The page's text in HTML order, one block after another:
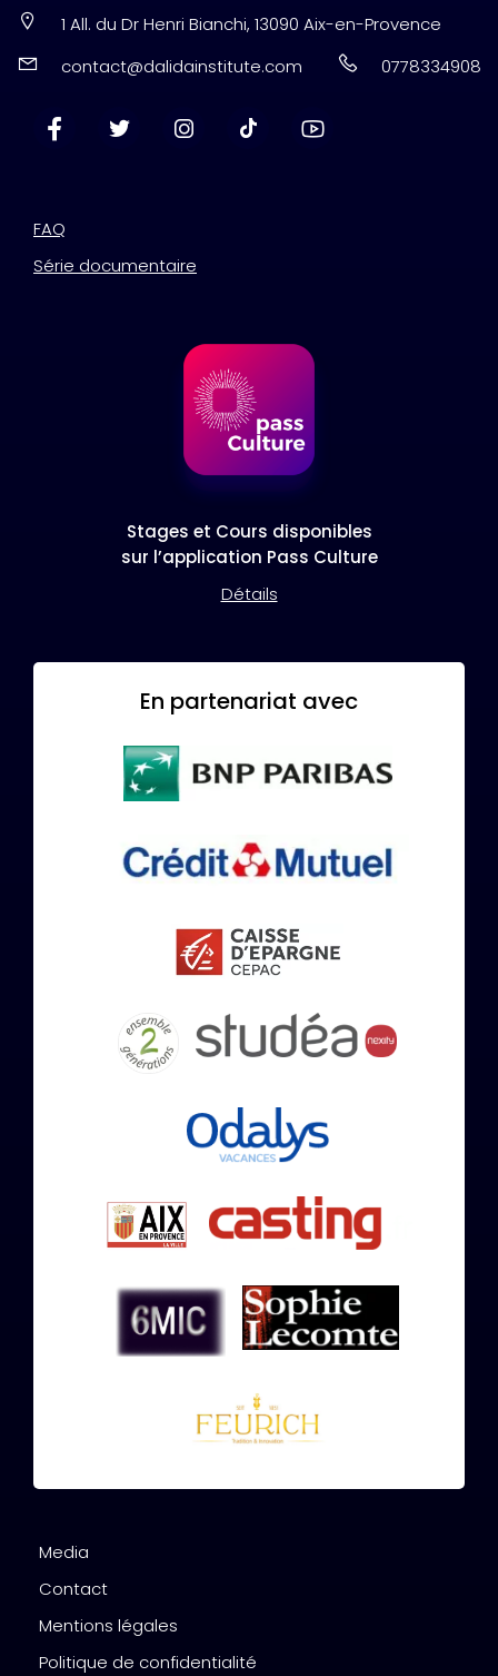
1 All. du Dr Henri Bianchi, 13090 Aix-en-Provence
contact@dalidainstitute.com
0778334908
FAQ
Série documentaire
Stages et Cours disponibles
sur l’application Pass Culture
Détails
En partenariat avec
Media
Contact
Mentions légales
Politique de confidentialité